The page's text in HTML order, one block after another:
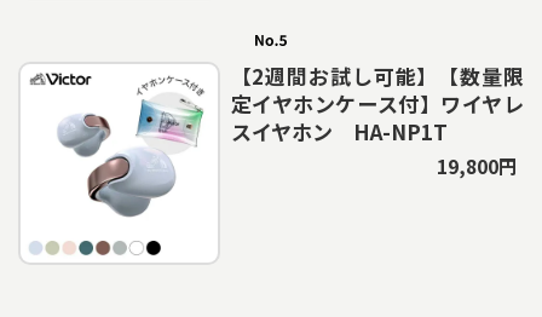
【2週間お試し可能】【数量限
定イヤホンケース付】ワイヤレ
スイヤホン HA-NP1T
19,800円